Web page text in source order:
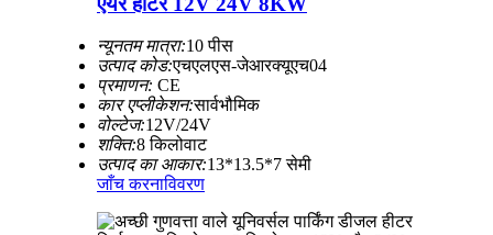
न्यूनतम मात्रा:10 पीस
उत्पाद कोड:एचएलएस-जेआरक्यूएच04
प्रमाणन: CE
कार एप्लीकेशन:सार्वभौमिक
वोल्टेज:12V/24V
शक्ति:8 किलोवाट
उत्पाद का आकार:13*13.5*7 सेमी
जाँच करनाविवरण